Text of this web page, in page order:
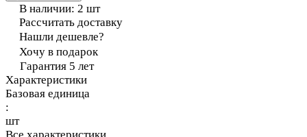
В наличии: 2 шт
Рассчитать доставку
Нашли дешевле?
Хочу в подарок
Гарантия 5 лет
Характеристики
Базовая единица
:
шт
Все характеристики